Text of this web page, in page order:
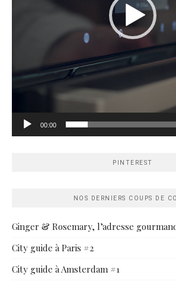
00:00
PINTEREST
NOS DERNIERS COUPS DE
Ginger & Rosemary, l’adresse
City guide à Paris #2
City guide à Amsterdam #1